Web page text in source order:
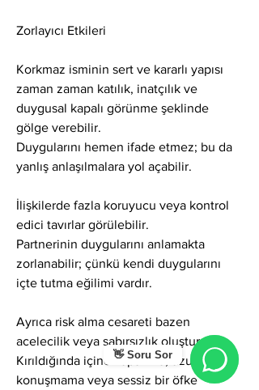
👋 Soru Sor
Zorlayıcı Etkileri
Korkmaz isminin sert ve kararlı yapısı
zaman zaman katılık, inatçılık ve
duygusal kapalı görünme şeklinde
gölge verebilir.
Duygularını hemen ifade etmez; bu da
yanlış anlaşılmalara yol açabilir.
İlişkilerde fazla koruyucu veya kontrol
edici tavırlar görülebilir.
Partnerinin duygularını anlamakta
zorlanabilir; çünkü kendi duygularını
içte tutma eğilimi vardır.
Ayrıca risk alma cesareti bazen
acelecilik veya sabırsızlık oluşturabilir.
Kırıldığında içine kapanma, uzun süre
konuşmama veya sessiz bir öfke